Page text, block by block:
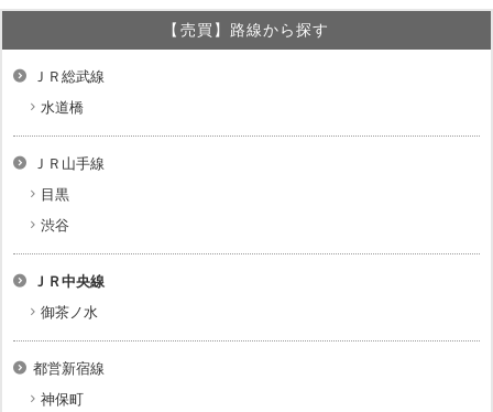
【売買】路線から探す
ＪＲ総武線
水道橋
ＪＲ山手線
目黒
渋谷
ＪＲ中央線
御茶ノ水
都営新宿線
神保町